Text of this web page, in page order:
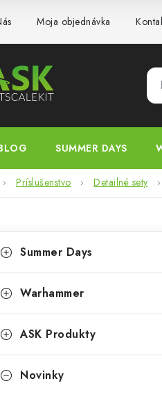
Moja objednávka
SUMMER DAYS
Príslušenstvo Detailné sety
Summer Days
Warhammer
ASK Produkty
Novinky